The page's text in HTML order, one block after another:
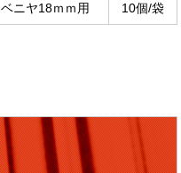
ベニヤ18ｍｍ用 10個/袋